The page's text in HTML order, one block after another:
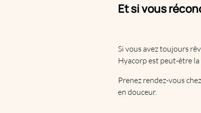
Et si vous
Si vous avez toujours
Hyacorp est peut-être
Prenez rendez-vous
en douceur.